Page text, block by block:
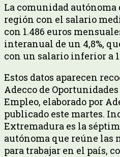
La comunidad autónoma
región con el salario
con 1.486 euros
interanual de un 4,8%,
con un salario inferior a
Estos datos aparecen
Adecco de
Empleo, elaborado por
publicado este martes.
Extremadura es la
autónoma que reúne las
para trabajar en el país,